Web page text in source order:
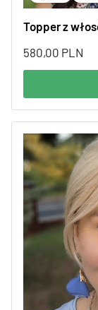
Topper z
580,00 PLN